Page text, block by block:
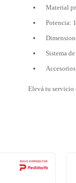
Material
Potencia:
Sistema
Elevá tu servicio